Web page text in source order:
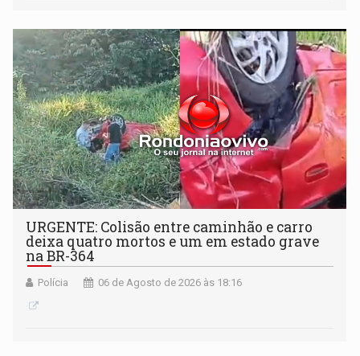
URGENTE: Colisão entre caminhão e carro
deixa quatro mortos e um em estado grave
na BR-364
Polícia 06 de Agosto de 2026 às 18:16